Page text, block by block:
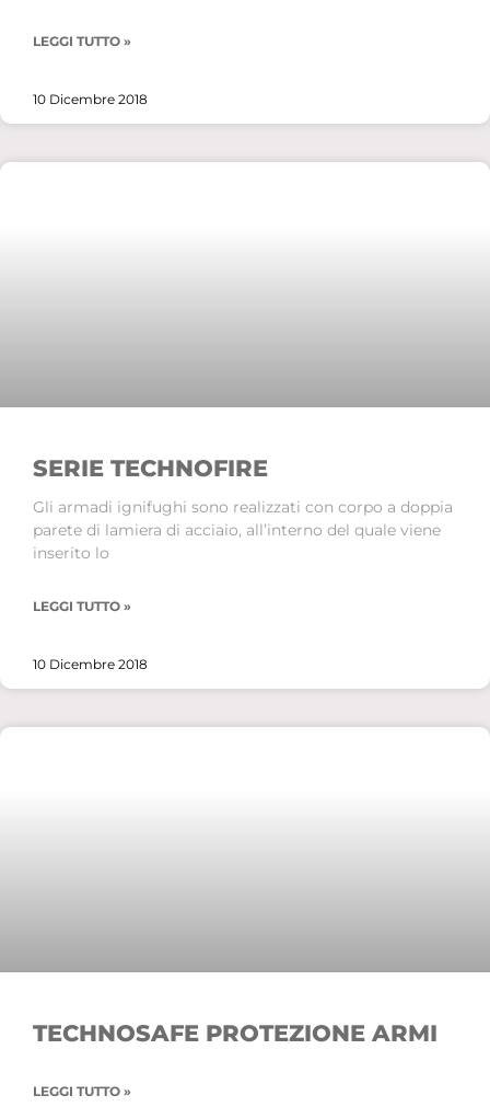
LEGGI TUTTO »
10 Dicembre 2018
SERIE TECHNOFIRE
Gli armadi ignifughi sono realizzati con corpo a doppia
parete di lamiera di acciaio, all’interno del quale viene
inserito lo
LEGGI TUTTO »
10 Dicembre 2018
TECHNOSAFE PROTEZIONE ARMI
LEGGI TUTTO »